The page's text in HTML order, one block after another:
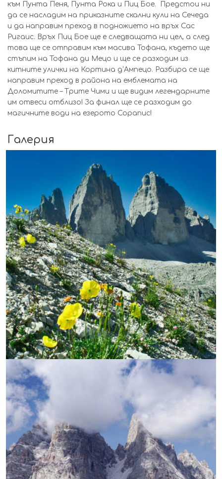
към Пунта Пеня, Пунта Рока и Пиц Бое. Предстои ни
да се насладим на приказните скални кули на Сечеда
и да направим преход в подножието на връх Сас
Ригаис. Връх Пиц Бое ще е следващата ни цел, а след
това ще се отправим към масива Тофана, където ще
стъпим на Тофана ди Мецо и ще се разходим из
китните улички на Кортина д‘Ампецо. Разбира се ще
направим преход в района на емблемата на
Доломитите – Трите Чими и ще видим легендарните
им отвеси отблизо! За финал ще се разходим до
магичните води на езерото Сорапис!
Галерия
УВЕЛИЧИ